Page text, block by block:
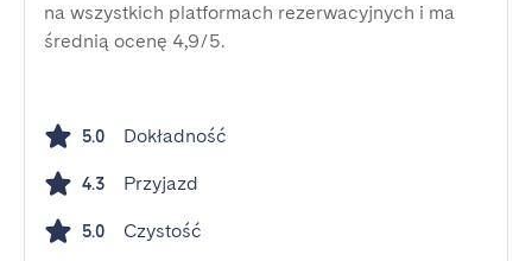
na wszystkich platformach rezerwacyjnych i ma
średnią ocenę 4,9/5.
5.0 Dokładność
4.3 Przyjazd
5.0 Czystość